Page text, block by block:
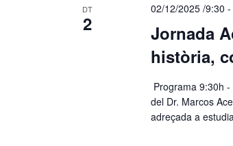
DT
2
Jornada
història,
02/12/2025 /9:30 -
Programa 9:30h
del Dr. Marcos
adreçada a